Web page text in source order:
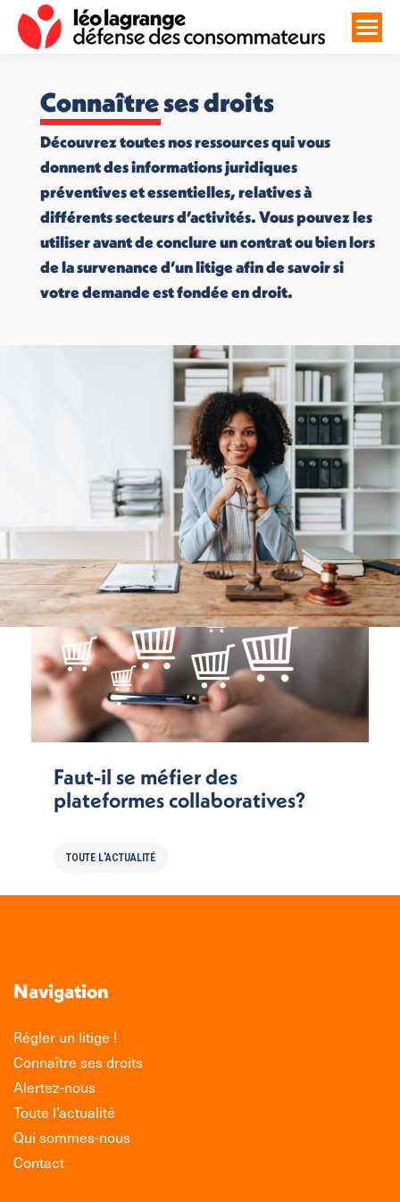
Connaître ses droits
Découvrez toutes nos ressources qui vous
donnent des informations juridiques
préventives et essentielles, relatives à
différents secteurs d’activités. Vous pouvez les
utiliser avant de conclure un contrat ou bien lors
de la survenance d’un litige afin de savoir si
votre demande est fondée en droit.
Faut-il se méfier des
plateformes collaboratives?
TOUTE L'ACTUALITÉ
Navigation
Régler un litige !
Connaître ses droits
Alertez-nous
Toute l’actualité
Qui sommes-nous
Contact